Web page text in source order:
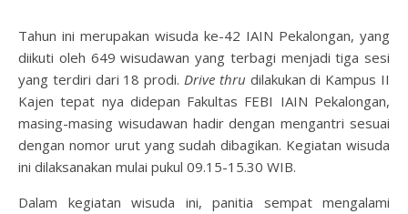
Tahun ini merupakan wisuda ke-42 IAIN Pekalongan, yang
diikuti oleh 649 wisudawan yang terbagi menjadi tiga sesi
yang terdiri dari 18 prodi. Drive thru dilakukan di Kampus II
Kajen tepat nya didepan Fakultas FEBI IAIN Pekalongan,
masing-masing wisudawan hadir dengan mengantri sesuai
dengan nomor urut yang sudah dibagikan. Kegiatan wisuda
ini dilaksanakan mulai pukul 09.15-15.30 WIB.
Dalam kegiatan wisuda ini, panitia sempat mengalami